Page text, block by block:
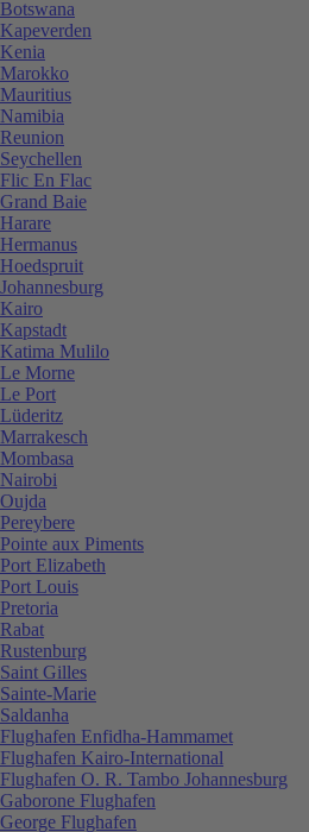
Botswana
Kapeverden
Kenia
Marokko
Mauritius
Namibia
Reunion
Seychellen
Flic En Flac
Grand Baie
Harare
Hermanus
Hoedspruit
Johannesburg
Kairo
Kapstadt
Katima Mulilo
Le Morne
Le Port
Lüderitz
Marrakesch
Mombasa
Nairobi
Oujda
Pereybere
Pointe aux Piments
Port Elizabeth
Port Louis
Pretoria
Rabat
Rustenburg
Saint Gilles
Sainte-Marie
Saldanha
Flughafen Enfidha-Hammamet
Flughafen Kairo-International
Flughafen O. R. Tambo Johannesburg
Gaborone Flughafen
George Flughafen